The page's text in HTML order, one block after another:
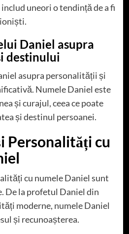
uneori o tendință de a fi
Daniel asupra
destinului
asupra personalității și
Numele Daniel este
și curajul, ceea ce poate
și destinul persoanei.
Personalități cu
cu numele Daniel sunt
De la profetul Daniel din
moderne, numele Daniel
și recunoașterea.